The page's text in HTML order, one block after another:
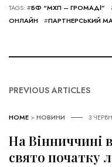
TAGS: #БФ “МХП – ГРОМАДІ”
ОНЛАЙН
#ПАРТНЕРСЬКИЙ
PREVIOUS ARTICLES
HOME >НОВИНИ 3
На Вінниччині
свято початку